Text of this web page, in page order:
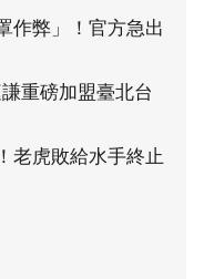
作弊」！官方急出
重磅加盟臺北台
老虎敗給水手終止